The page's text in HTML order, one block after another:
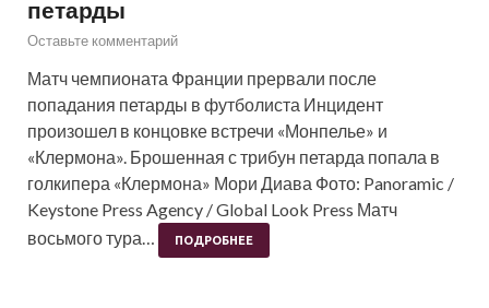
петарды
Оставьте комментарий
Матч чемпионата Франции прервали после
попадания петарды в футболиста Инцидент
произошел в концовке встречи «Монпелье» и
«Клермона». Брошенная с трибун петарда попала в
голкипера «Клермона» Мори Диава Фото: Panoramic /
Keystone Press Agency / Global Look Press Матч
восьмого тура…
ПОДРОБНЕЕ